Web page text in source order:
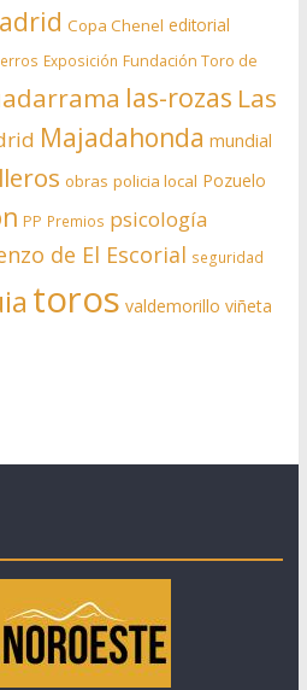
Copa Chenel editorial
Exposición Fundación Toro de
las-rozas Las
Majadahonda mundial
obras policia local Pozuelo
PP Premios psicología
de El Escorial seguridad
toros valdemorillo viñeta